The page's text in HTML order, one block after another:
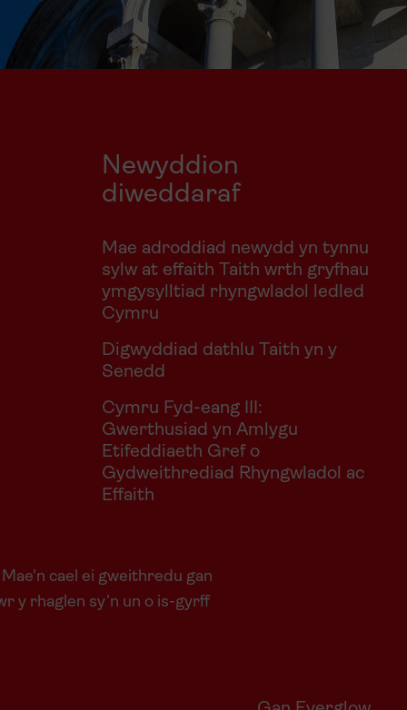
Newyddion
diweddaraf
Mae adroddiad newydd yn tynnu
sylw at effaith Taith wrth gryfhau
ymgysylltiad rhyngwladol ledled
Cymru
Digwyddiad dathlu Taith yn y
Senedd
Cymru Fyd-eang III:
Gwerthusiad yn Amlygu
Etifeddiaeth Gref o
Gydweithrediad Rhyngwladol ac
Effaith
cael ei gweithredu gan
y rhaglen sy’n un o is-gyrff